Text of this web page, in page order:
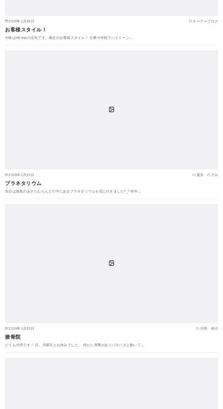
2019年1月28日 オーナーブログ
お客様スタイル！
今晩はHilltopの石丸です。最近のお客様スタイル！ 仕事や学校でハイトーン…
2019年1月23日 冨永 のぞみ
プラネタリウム
先日は徳島のあすたむらんどの中にあるプラネタリウムを見に行きました^_^ 何年…
2019年1月23日 片岡 裕介
接骨院
どうも片岡です！ 日、月曜日とお休みでした。 何かと用事がありバタバタと動いて…